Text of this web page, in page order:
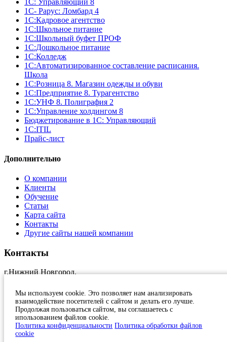
1С: Управляющий 8
1С- Рарус: Ломбард 4
1С:Кадровое агентство
1С:Школьное питание
1С:Школьный буфет ПРОФ
1C:Дошкольное питание
1С:Колледж
1С:Автоматизированное составление расписания.
Школа
1С:Розница 8. Магазин одежды и обуви
1С:Предприятие 8. Турагентство
1С:УНФ 8. Полиграфия 2
1С:Управление холдингом 8
Бюджетирование в 1С: Управляющий
1С:ITIL
Прайс-лист
Дополнительно
О компании
Клиенты
Обучение
Статьи
Карта сайта
Контакты
Другие сайты нашей компании
Контакты
г.Нижний Новгород,
+7 (831)231 23 24
1c@at-nn.ru
2026, Активные Технологии
Политика конфиденциальности
Мы используем cookie. Это позволяет нам анализировать
взаимодействие посетителей с сайтом и делать его лучше.
Продолжая пользоваться сайтом, вы соглашаетесь с
ипользованием файлов cookie.
Политика конфиденциальности Политика обработки файлов
cookie